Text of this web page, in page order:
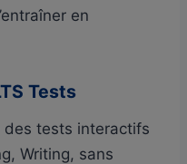
en
Tests
des tests interactifs
Writing, sans